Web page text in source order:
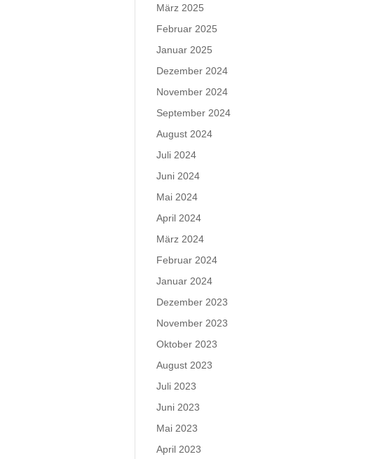
März 2025
Februar 2025
Januar 2025
Dezember 2024
November 2024
September 2024
August 2024
Juli 2024
Juni 2024
Mai 2024
April 2024
März 2024
Februar 2024
Januar 2024
Dezember 2023
November 2023
Oktober 2023
August 2023
Juli 2023
Juni 2023
Mai 2023
April 2023